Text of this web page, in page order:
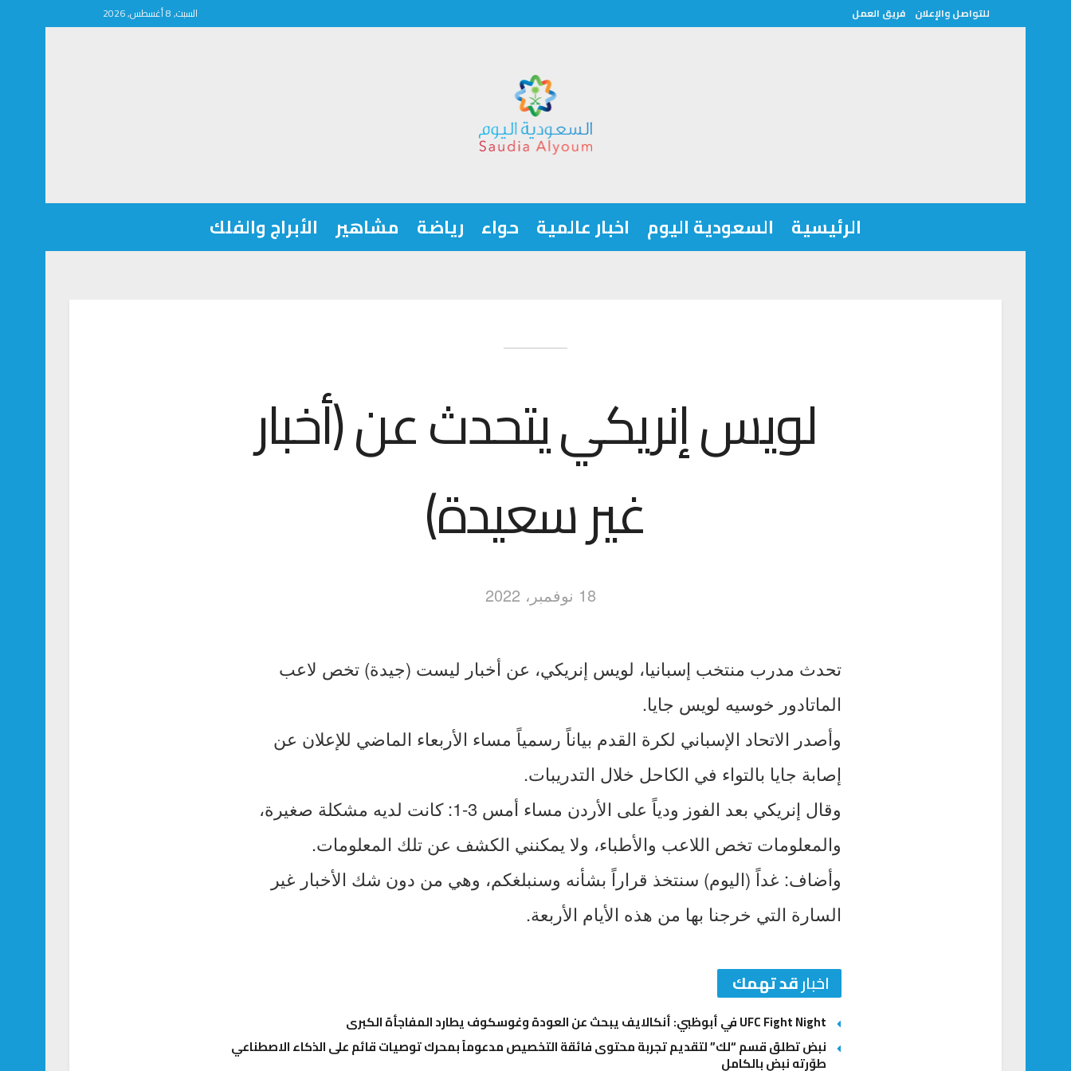
للتواصل والإعلان فريق العمل السبت, 8 أغسطس, 2026
الرئيسية السعودية اليوم اخبار عالمية حواء رياضة مشاهير الأبراج والفلك
لويس إنريكي يتحدث عن (أخبار
غير سعيدة)
18 نوفمبر، 2022
تحدث مدرب منتخب إسبانيا، لويس إنريكي، عن أخبار ليست (جيدة) تخص لاعب
الماتادور خوسيه لويس جايا.
وأصدر الاتحاد الإسباني لكرة القدم بياناً رسمياً مساء الأربعاء الماضي للإعلان عن
إصابة جايا بالتواء في الكاحل خلال التدريبات.
وقال إنريكي بعد الفوز ودياً على الأردن مساء أمس 3-1: كانت لديه مشكلة صغيرة،
والمعلومات تخص اللاعب والأطباء، ولا يمكنني الكشف عن تلك المعلومات.
وأضاف: غداً (اليوم) سنتخذ قراراً بشأنه وسنبلغكم، وهي من دون شك الأخبار غير
السارة التي خرجنا بها من هذه الأيام الأربعة.
اخبارقد تهمك
UFC Fight Night في أبوظبي: أنكالايف يبحث عن العودة وغوسكوف يطارد المفاجأة الكبرى
نبض تطلق قسم “لك” لتقديم تجربة محتوى فائقة التخصيص مدعوماً بمحرك توصيات قائم على الذكاء الاصطناعي
طوّرته نبض بالكامل